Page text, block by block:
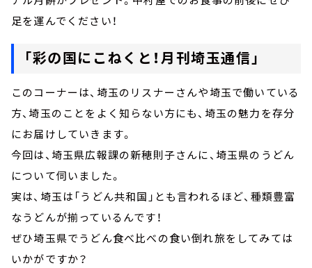
足を運んでください！
「彩の国にこねくと！月刊埼玉通信」
このコーナーは、埼玉のリスナーさんや埼玉で働いている
方、埼玉のことをよく知らない方にも、埼玉の魅力を存分
にお届けしていきます。
今回は、埼玉県広報課の新穂則子さんに、埼玉県のうどん
について伺いました。
実は、埼玉は「うどん共和国」とも言われるほど、種類豊富
なうどんが揃っているんです！
ぜひ埼玉県でうどん食べ比べの食い倒れ旅をしてみては
いかがですか？